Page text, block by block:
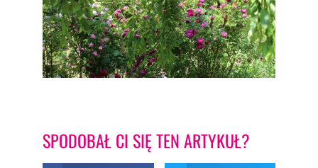
SPODOBAŁ CI SIĘ TEN ARTYKUŁ?